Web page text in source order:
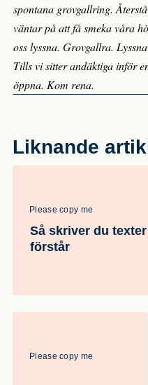
spontana grovgallring.
väntar på att få smeka våra
oss lyssna. Grovgallra.
Tills vi sitter andäktiga inför
öppna. Kom rena.
Liknande
Please copy me
Så skriver du
förstår
Please copy me